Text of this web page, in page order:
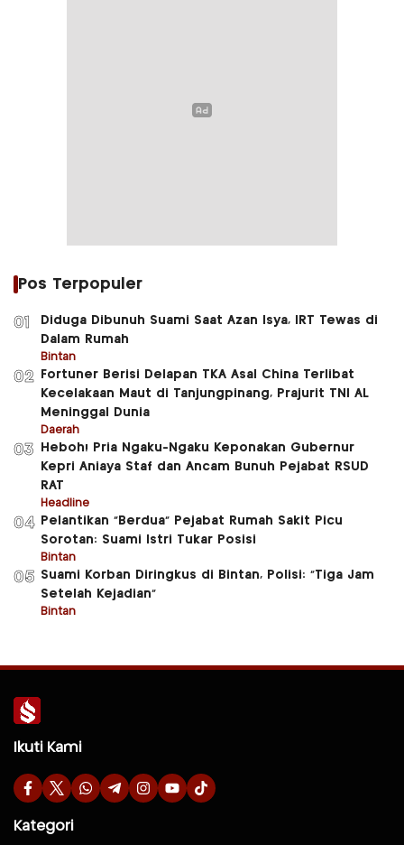
Pos Terpopuler
01
Diduga Dibunuh Suami Saat Azan Isya, IRT Tewas di
Dalam Rumah
Bintan
02
Fortuner Berisi Delapan TKA Asal China Terlibat
Kecelakaan Maut di Tanjungpinang, Prajurit TNI AL
Meninggal Dunia
Daerah
03
Heboh! Pria Ngaku-Ngaku Keponakan Gubernur
Kepri Aniaya Staf dan Ancam Bunuh Pejabat RSUD
RAT
Headline
04
Pelantikan “Berdua” Pejabat Rumah Sakit Picu
Sorotan: Suami Istri Tukar Posisi
Bintan
05 Suami Korban Diringkus di Bintan, Polisi: “Tiga Jam
Setelah Kejadian”
Bintan
Ikuti Kami
Kategori